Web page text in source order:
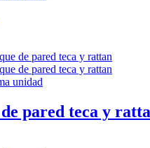
pared teca y